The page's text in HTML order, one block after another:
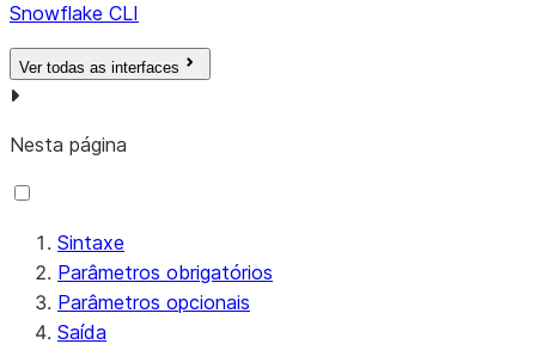
Snowflake CLI
Ver todas as interfaces
Nesta página
Sintaxe
Parâmetros obrigatórios
Parâmetros opcionais
Saída